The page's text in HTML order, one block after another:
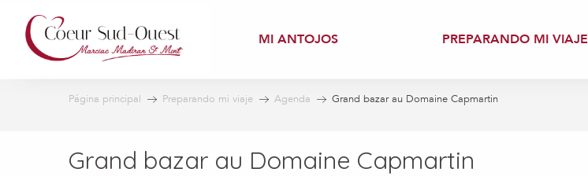
contenu
principal
MI ANTOJOS PREPARANDO MI VIAJE
Página principal Preparando mi viaje Agenda Grand bazar au Domaine Capmartin
Grand bazar au Domaine Capmartin